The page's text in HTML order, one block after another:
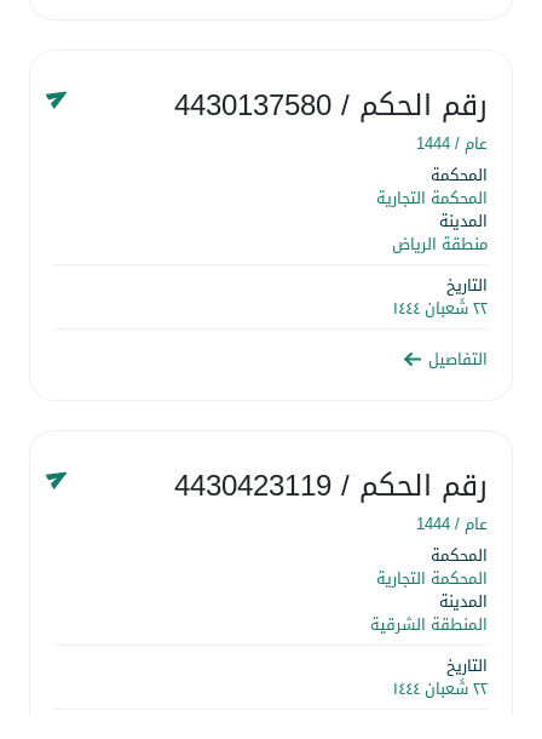
رقم الحكم/ 4430137580
عام /1444
المحكمة
المحكمة التجارية
المدينة
منطقة الرياض
التاريخ
٢٢ شَعبان ١٤٤٤
التفاصيل
رقم الحكم/ 4430423119
عام /1444
المحكمة
المحكمة التجارية
المدينة
المنطقة الشرقية
التاريخ
٢٢ شَعبان ١٤٤٤